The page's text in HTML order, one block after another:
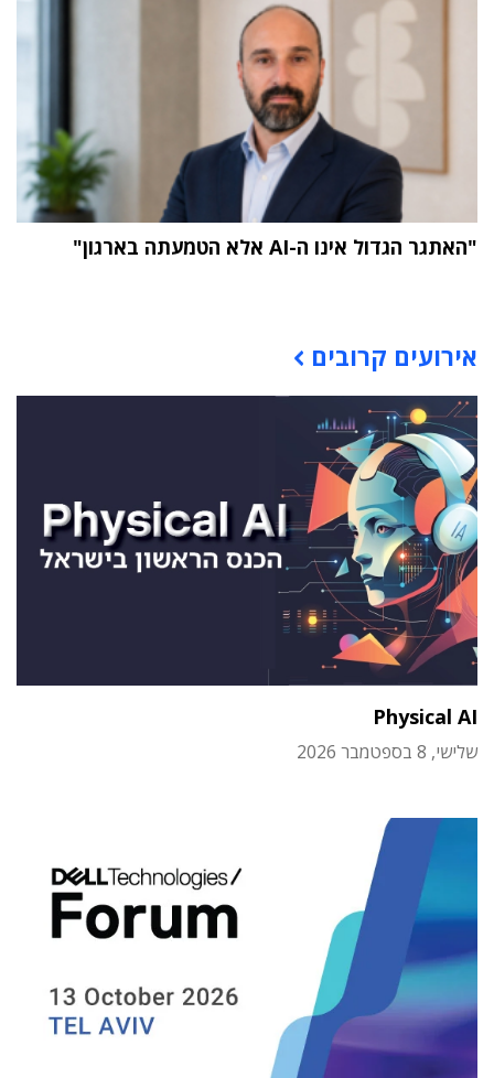
"האתגר הגדול אינו ה-AI אלא הטמעתה בארגון"
אירועים קרובים
Physical AI
שלישי, 8 בספטמבר 2026